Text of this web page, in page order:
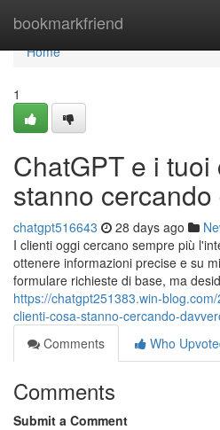
bookmarkfriend
Home
Home
1
ChatGPT e i
stanno cercando
chatgpt516643 28 days ago
I clienti oggi cercano sempre più
ottenere informazioni precise e su
formulare richieste di base, ma
https://chatgpt251383.win-
clienti-cosa-stanno-cercando-
Comments
Who
Comments
Submit a Comment